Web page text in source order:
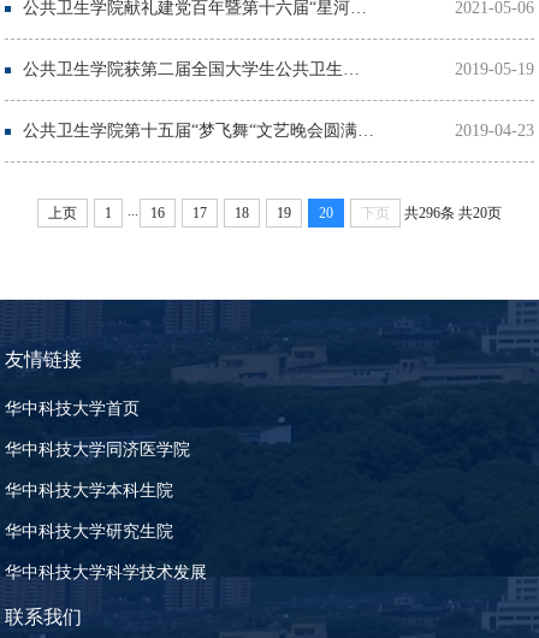
2021-05-06
2019-05-19
2019-04-23
上页 1 ... 16 17 18 19 20 下页 共296条 共20页
友情链接
华中科技大学首页
华中科技大学同济医学院
华中科技大学本科生院
华中科技大学研究生院
华中科技大学科学技术发展
联系我们